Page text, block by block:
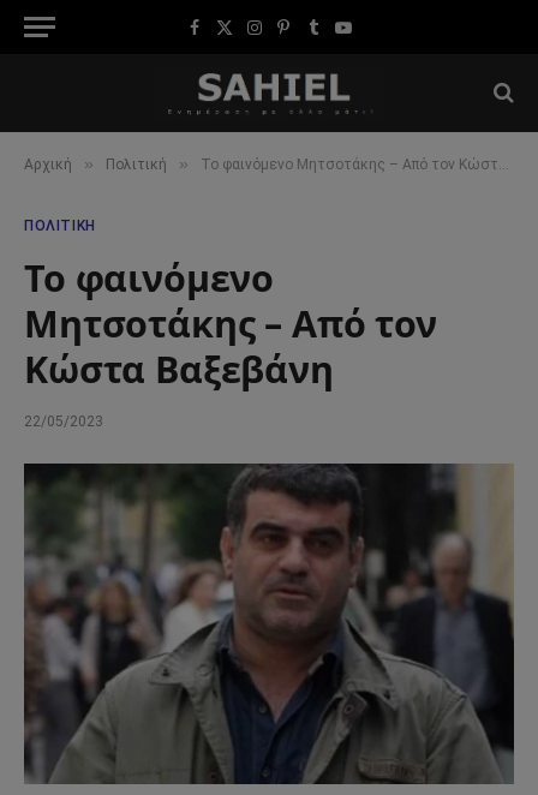
Facebook
X
Instagram
Pinterest
TumblrYouTube
Αρχική » Πολιτική » Το φαινόμενο Μητσοτάκης – Από τον Κώστα Βαξεβάνη
ΠΟΛΙΤΙΚΉ
Το φαινόμενο
Μητσοτάκης – Από τον
Κώστα Βαξεβάνη
22/05/2023